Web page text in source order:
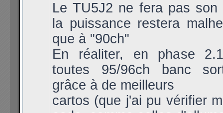
Le TU5J2 ne fera pas son
la puissance restera
que à "90ch"
En réaliter, en phase
toutes 95/96ch banc
grâce à de meilleurs
cartos (que j'ai pu vérifier